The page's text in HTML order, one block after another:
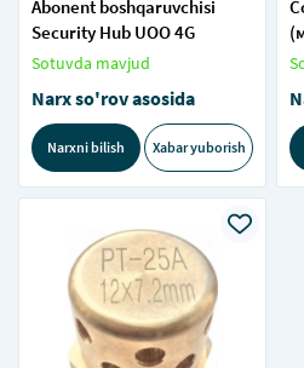
Abonent boshqaruvchisi
Security Hub UOO 4G
Sotuvda mavjud
Narx so'rov asosida
Narxni bilish Xabar yuborish